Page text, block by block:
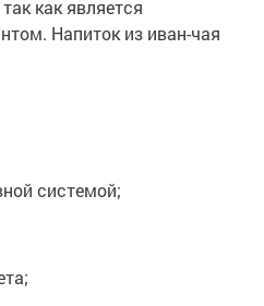
как является
Напиток из иван-чая
системой;